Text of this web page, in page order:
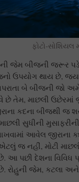
ફોટો-સોશિયલ
જેમ બીજની જરૂર
ઉપયોગ થાય છે,
બે બીજની જો
તેમ, માછલી
કદના બીજથી
સુધીની
આવેલ જીરાના
જ નહીં, મોટી
આ પછી દેશના
રોહુની જેમ, કટલા અને